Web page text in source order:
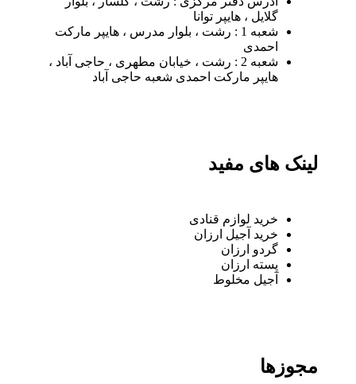
گلایل ، هایپر توانا
شعبه 1 : رشت ، بلوار مدرس ، هایپر مارکت
احمدی
شعبه 2 : رشت ، خیابان مطهری ، حاجی آباد ،
هایپر مارکت احمدی شعبه حاجی آباد
لینک های مفید
خرید لوازم قنادی
خرید آجیل ارزان
گردو ارزان
پسته ارزان
آجیل مخلوط
مجوزها